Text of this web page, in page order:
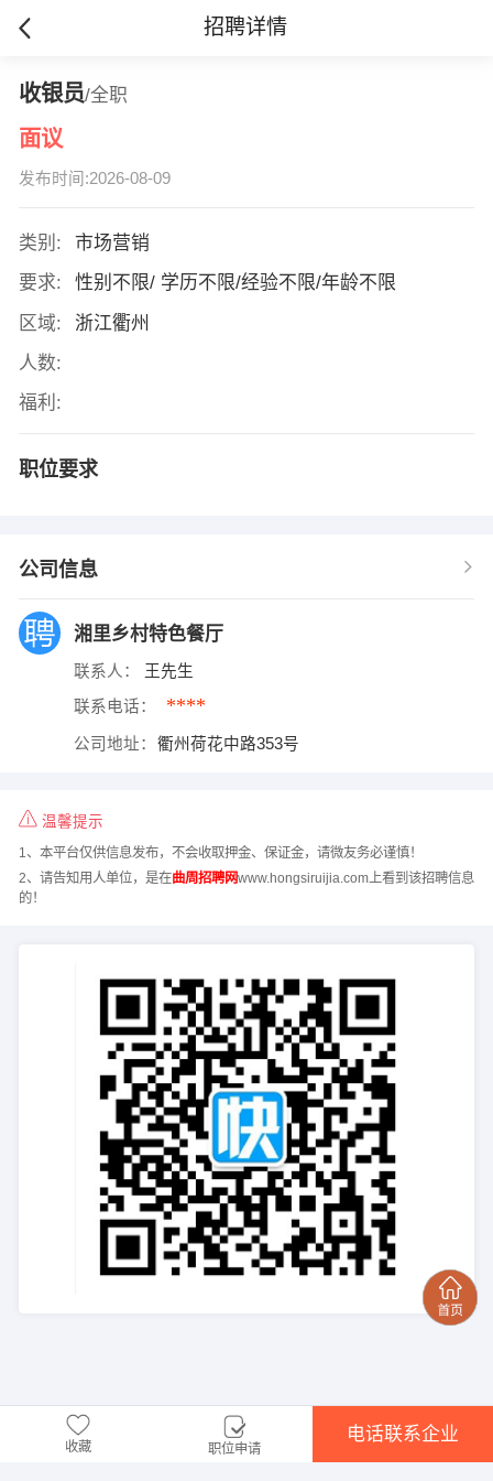
招聘详情
收银员/全职
面议
发布时间:2026-08-09
类别:
市场营销
要求:
性别不限/ 学历不限/经验不限/年龄不限
区域:
浙江衢州
人数:
福利:
职位要求
公司信息
湘里乡村特色餐厅
联系人： 王先生
联系电话： ****
公司地址： 衢州荷花中路353号
温馨提示
1、本平台仅供信息发布，不会收取押金、保证金，请微友务必谨慎！
2、请告知用人单位，是在曲周招聘网www.hongsiruijia.com上看到该招聘信息
的！
收藏 职位申请
电话联系企业